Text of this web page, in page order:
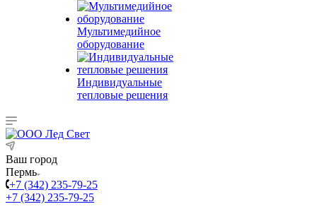
Мультимедийное
оборудование
Индивидуальные
тепловые решения
Ваш город
Пермь
+7 (342) 235-79-25
+7 (342) 235-79-25